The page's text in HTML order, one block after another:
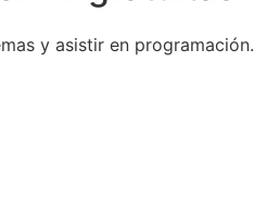
y asistir en programación.